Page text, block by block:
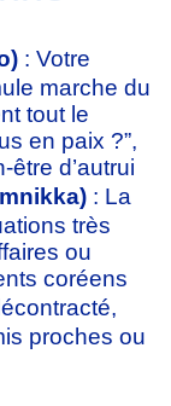
: Votre
marche du
tout le
en paix ?”,
d’autrui
: La
très
ou
coréens
proches ou